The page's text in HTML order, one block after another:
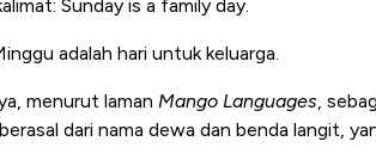
Sunday is a family day.
adalah hari untuk keluarga.
menurut laman Mango Languages,
dari nama dewa dan benda langit,